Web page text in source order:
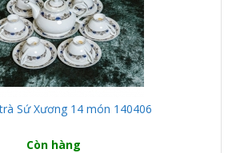
Sứ Xương 14 món 140406
Còn hàng